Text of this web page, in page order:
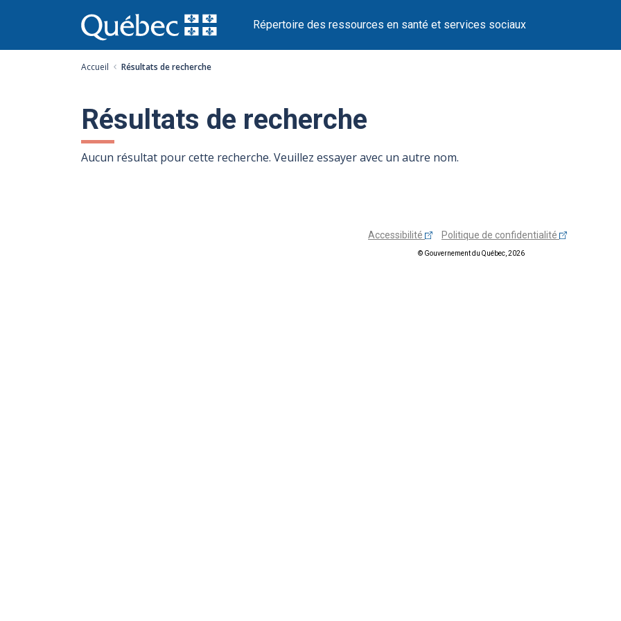
au
contenu
Répertoire des ressources en santé et services sociaux
Accueil Résultats de recherche
Résultats de recherche
Aucun résultat pour cette recherche. Veuillez essayer avec un autre nom.
Accessibilité Politique de confidentialité
© Gouvernement du Québec, 2026